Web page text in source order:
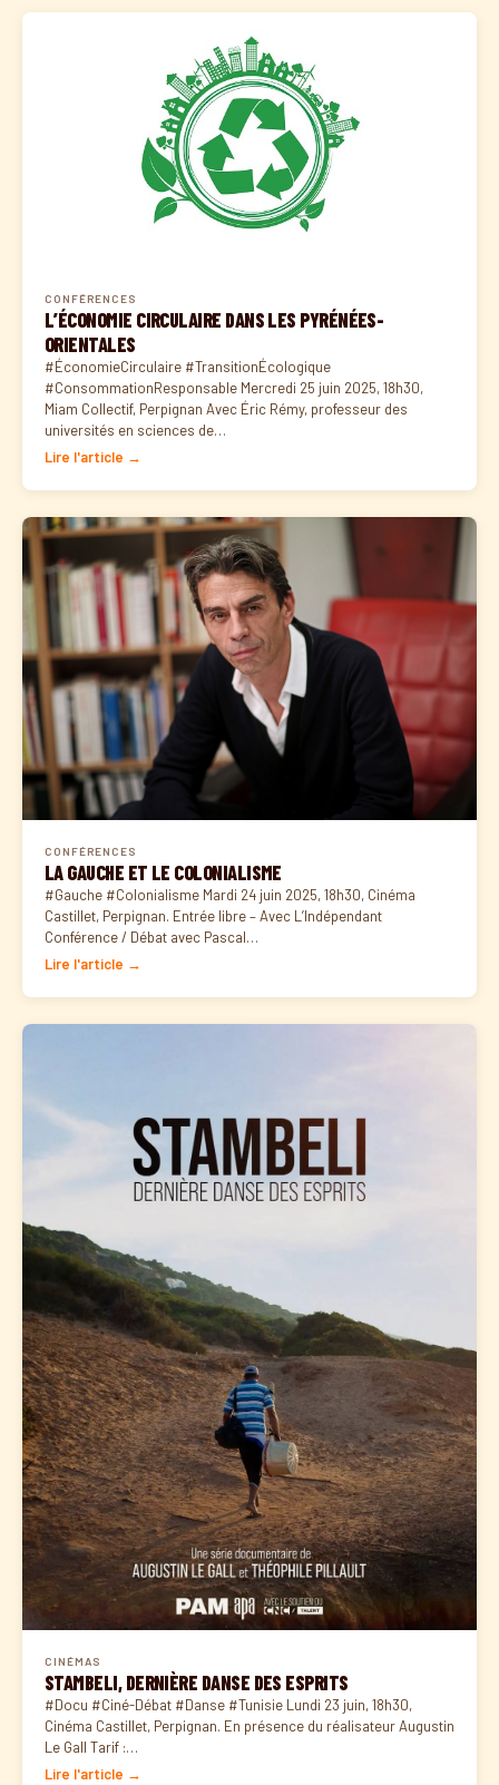
CONFÉRENCES
L’ÉCONOMIE CIRCULAIRE DANS LES PYRÉNÉES-
ORIENTALES
#ÉconomieCirculaire #TransitionÉcologique
#ConsommationResponsable Mercredi 25 juin 2025, 18h30,
Miam Collectif, Perpignan Avec Éric Rémy, professeur des
universités en sciences de…
Lire l'article →
CONFÉRENCES
LA GAUCHE ET LE COLONIALISME
#Gauche #Colonialisme Mardi 24 juin 2025, 18h30, Cinéma
Castillet, Perpignan. Entrée libre – Avec L’Indépendant
Conférence / Débat avec Pascal…
Lire l'article →
CINÉMAS
STAMBELI, DERNIÈRE DANSE DES ESPRITS
#Docu #Ciné-Débat #Danse #Tunisie Lundi 23 juin, 18h30,
Cinéma Castillet, Perpignan. En présence du réalisateur Augustin
Le Gall Tarif :…
Lire l'article →